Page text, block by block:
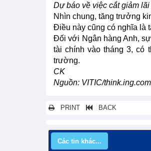
Dự báo về việc cắt giảm
Nhìn chung, tăng trưởng
Điều này cũng có nghĩa là
Đối với Ngân hàng Anh,
tài chính vào tháng 3, có
trường.
CK
Nguồn: VITIC/think.ing.com
PRINT BACK
Các tin khác...